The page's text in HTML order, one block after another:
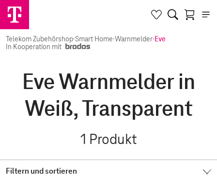
Telekom Zubehörshop·Smart Home·Warnmelder·Eve
In Kooperation mit
Eve Warnmelder in
Weiß, Transparent
1 Produkt
Filtern und sortieren